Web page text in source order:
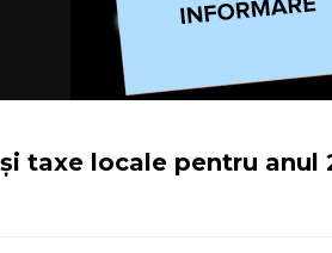
taxe locale pentru anul